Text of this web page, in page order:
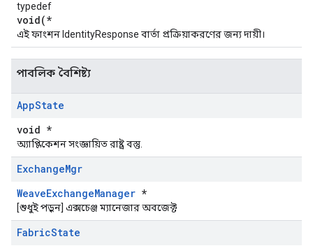
typedef
void(*
এই ফাংশন IdentityResponse বার্তা প্রক্রিয়াকরণের জন্য দায়ী।
পাবলিক বৈশিষ্ট্য
AppState
void *
অ্যাপ্লিকেশন সংজ্ঞায়িত রাষ্ট্র বস্তু.
ExchangeMgr
WeaveExchangeManager *
[শুধুই পড়ুন] এক্সচেঞ্জ ম্যানেজার অবজেক্ট
FabricState